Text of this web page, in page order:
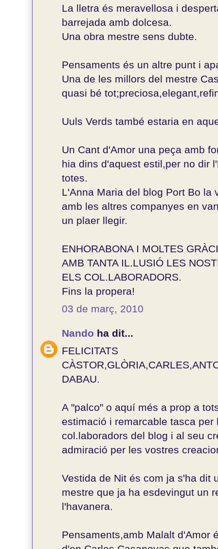
La lletra és meravellosa i
barrejada amb dolcesa.
Una obra mestre sens dubte.
Pensaments és un altre punt i
Una de les millors del mestre
quasi bé
Uuls Verds també estaria en
Un Cant d'Amor una peça amb
hia dins d'aquest estil,per no dir
totes.
L'Anna Maria del blog Port Bo la
amb les altres companyes en
un plaer llegir.
ENHORABONA I MOLTES
AMB TANTA IL.LUSIÓ LES
ELS COL.LABORADORS.
Fins la propera!
03 de març, 2010
Nando ha dit...
FELICITATS
DABAU.
A "palco" o aquí més a prop a
estimació i remarcable tasca
col.laboradors del blog i al seu
admiració per les vostres
Vestida de Nit és com ja s'ha dit
mestre que ja ha esdevingut un
l'havanera.
Pensaments,amb Malalt d'Amor